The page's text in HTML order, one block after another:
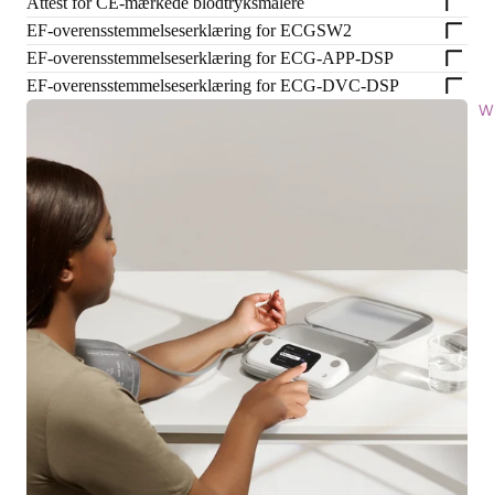
EF-overensstemmelseserklæring for ECGSW2
EF-overensstemmelseserklæring for ECG-APP-DSP
EF-overensstemmelseserklæring for ECG-DVC-DSP